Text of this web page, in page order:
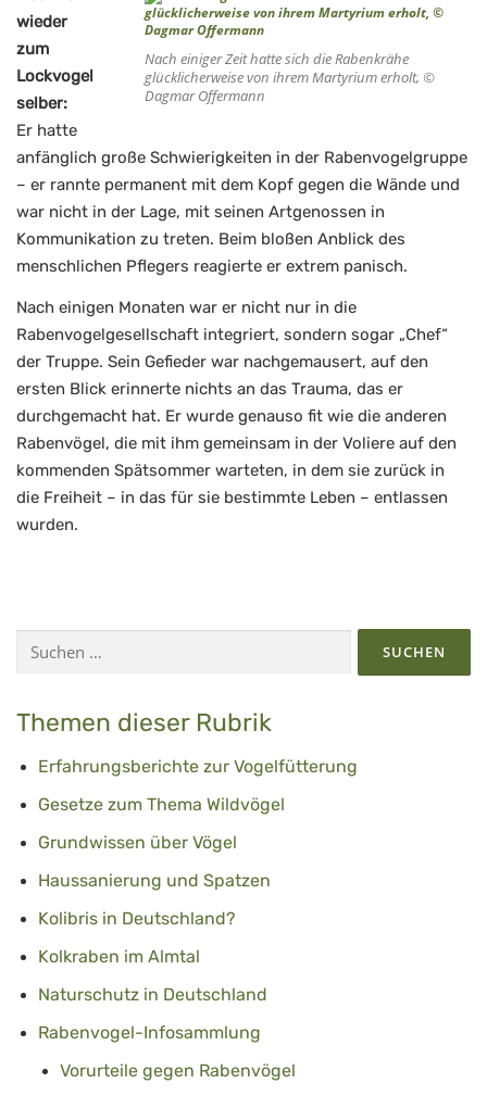
Nach einiger Zeit hatte sich die Rabenkrähe
glücklicherweise von ihrem Martyrium erholt, ©
Dagmar Offermann
wieder
zum
Lockvogel
selber:
Er hatte
anfänglich große Schwierigkeiten in der Rabenvogelgruppe
– er rannte permanent mit dem Kopf gegen die Wände und
war nicht in der Lage, mit seinen Artgenossen in
Kommunikation zu treten. Beim bloßen Anblick des
menschlichen Pflegers reagierte er extrem panisch.
Nach einigen Monaten war er nicht nur in die
Rabenvogelgesellschaft integriert, sondern sogar „Chef“
der Truppe. Sein Gefieder war nachgemausert, auf den
ersten Blick erinnerte nichts an das Trauma, das er
durchgemacht hat. Er wurde genauso fit wie die anderen
Rabenvögel, die mit ihm gemeinsam in der Voliere auf den
kommenden Spätsommer warteten, in dem sie zurück in
die Freiheit – in das für sie bestimmte Leben – entlassen
wurden.
nach:
Themen dieser Rubrik
Erfahrungsberichte zur Vogelfütterung
Gesetze zum Thema Wildvögel
Grundwissen über Vögel
Haussanierung und Spatzen
Kolibris in Deutschland?
Kolkraben im Almtal
Naturschutz in Deutschland
Rabenvogel-Infosammlung
Vorurteile gegen Rabenvögel